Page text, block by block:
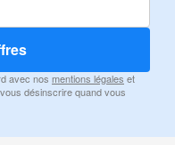
avec nos mentions légales et
désinscrire quand vous